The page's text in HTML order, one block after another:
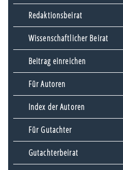
Redaktionsbeirat
Wissenschaftlicher Beirat
Beitrag einreichen
Für Autoren
Index der Autoren
Für Gutachter
Gutachterbeirat